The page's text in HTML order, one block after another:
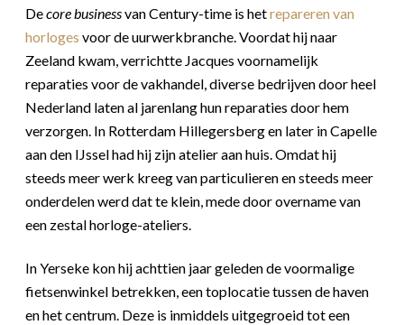
Decore businessvan Century-time is hetrepareren van
horloges voor de uurwerkbranche. Voordat hij naar
Zeeland kwam, verrichtte Jacques voornamelijk
reparaties voor de vakhandel, diverse bedrijven door heel
Nederland laten al jarenlang hun reparaties door hem
verzorgen. In Rotterdam Hillegersberg en later in Capelle
aan den IJssel had hij zijn atelier aan huis. Omdat hij
steeds meer werk kreeg van particulieren en steeds meer
onderdelen werd dat te klein, mede door overname van
een zestal horloge-ateliers.
In Yerseke kon hij achttien jaar geleden de voormalige
fietsenwinkel betrekken, een toplocatie tussen de haven
en het centrum. Deze is inmiddels uitgegroeid tot een